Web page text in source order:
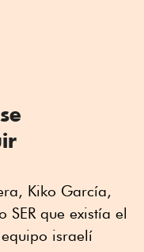
Kiko García,
que existía el
israelí